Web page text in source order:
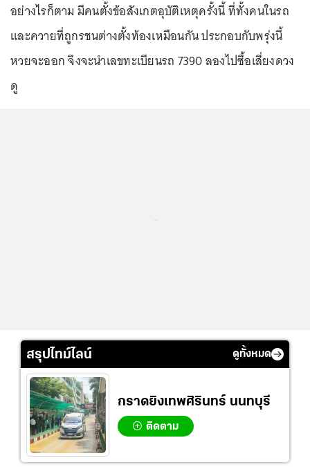
อย่างไรก็ตาม มีคนตั้งข้อสังเกตอุบัติเหตุครั้งนี้ ที่ทั้งคนในรถ
และควายที่ถูกรชนต่างตั้งท้องเหมือนกัน ประกอบกับพรุ่งนี้
หวยจะออก จึงจะนำเลขทะเบียนรถ 7390 ลองไปซื้อเสี่ยงดวง
ดู
สรุปไทม์ไลน์ ดูทั้งหมด
กราดยิงเทพศิรินทร์ นนทบุรี
ติดตาม